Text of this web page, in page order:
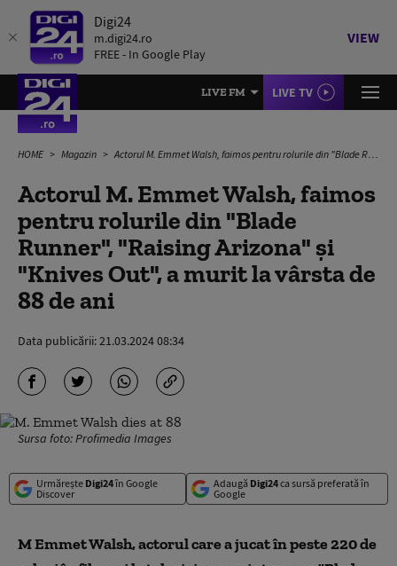
Digi24
m.digi24.ro
FREE - In Google Play
VIEW
LIVE FM LIVE TV
HOME Magazin Actorul M. Emmet Walsh, faimos pentru rolurile din "Blade Runner", "Raising Arizona" şi "Knives Out", a murit la vârsta de 88 de ani
Actorul M. Emmet Walsh, faimos
pentru rolurile din "Blade
Runner", "Raising Arizona" şi
"Knives Out", a murit la vârsta de
88 de ani
Data publicării:21.03.2024 08:34
Sursa foto: Profimedia Images
Urmărește Digi24în Google
Discover
Adaugă Digi24ca sursă preferată în
Google
M Emmet Walsh, actorul care a jucat în peste 220 de